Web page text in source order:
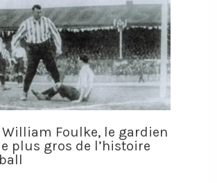
William Foulke, le gardien
plus gros de l’histoire